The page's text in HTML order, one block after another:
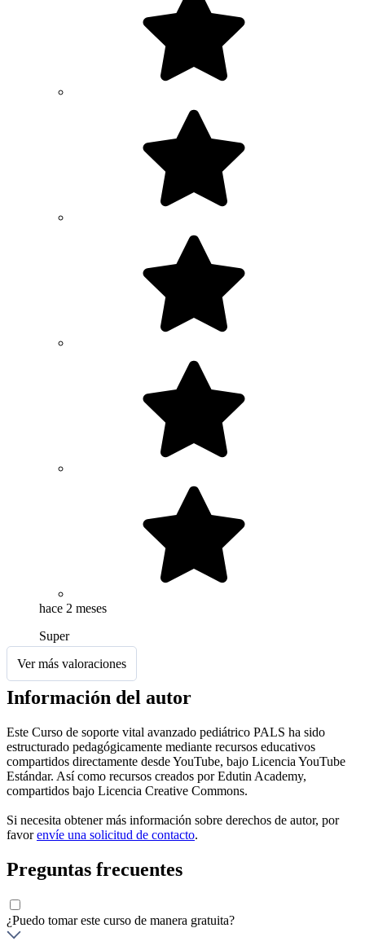
hace 2 meses
Super
Ver más valoraciones
Información del autor
Este Curso de soporte vital avanzado pediátrico PALS ha sido
estructurado pedagógicamente mediante recursos educativos
compartidos directamente desde YouTube, bajo Licencia YouTube
Estándar. Así como recursos creados por Edutin Academy,
compartidos bajo Licencia Creative Commons.
Si necesita obtener más información sobre derechos de autor, por
favorenvíe una solicitud de contacto.
Preguntas frecuentes
¿Puedo tomar este curso de manera gratuita?